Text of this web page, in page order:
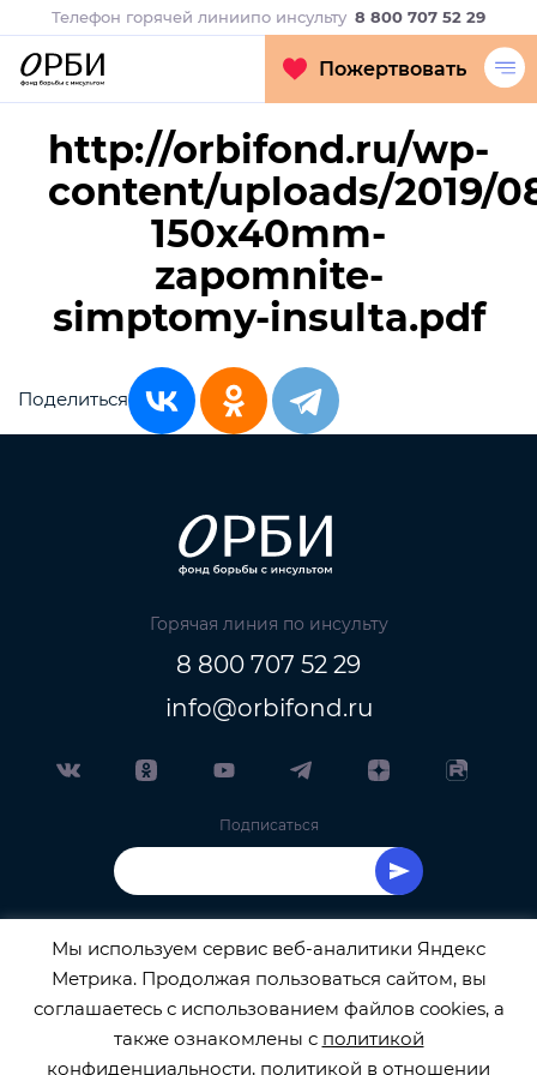
Телефон горячей линиипо инсульту 8 800 707 52 29
Пожертвовать
http://orbifond.ru/wp-
content/uploads/2019/
150x40mm-
zapomnite-
simptomy-insulta.pdf
Поделиться
Горячая линия по инсульту
8 800 707 52 29
info@orbifond.ru
Подписаться
ОФИЦИАЛЬНЫЙ ОПЕРАТОР ОБРАБОТКИ
ПЕРСОНАЛЬНЫХ ДАННЫХ РЕГИСТРАЦИОННЫЙ
Мы используем сервис веб-аналитики Яндекс
Метрика. Продолжая пользоваться сайтом, вы
соглашаетесь с использованием файлов cookies, а
также ознакомлены с политикой
конфиденциальности, политикой в отношении